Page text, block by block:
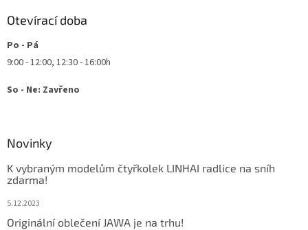
Otevírací doba
Po - Pá
9:00 - 12:00, 12:30 - 16:00h
So - Ne: Zavřeno
Novinky
K vybraným modelům čtyřkolek LINHAI radlice na sníh
zdarma!
5.12.2023
Originální oblečení JAWA je na trhu!